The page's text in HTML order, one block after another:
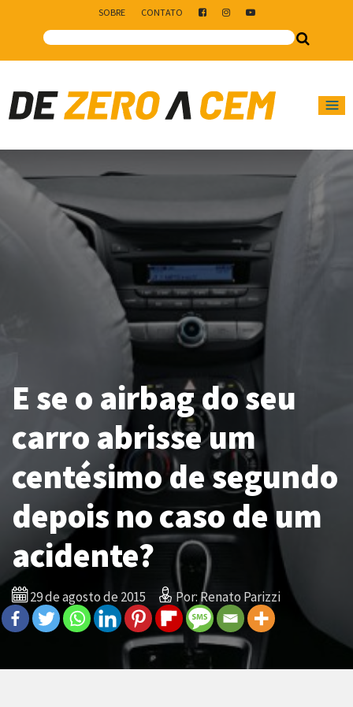
SOBRE CONTATO
Main Navigation
E se o airbag do seu
carro abrisse um
centésimo de segundo
depois no caso de um
acidente?
29 de agosto de 2015 Por: Renato Parizzi